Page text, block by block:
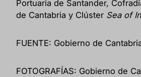
Portuaria de Santander,
de Cantabria y Clúster Sea of
FUENTE: Gobierno de
FOTOGRAFÍAS: Gobierno de